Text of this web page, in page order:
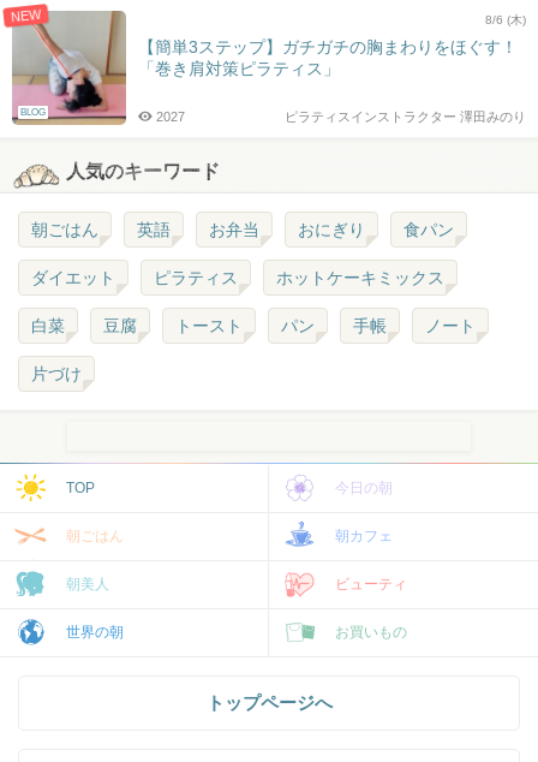
NEW
BLOG
8/6 (木)
【簡単3ステップ】ガチガチの胸まわりをほぐす！
「巻き肩対策ピラティス」
ピラティスインストラクター 澤田みのり
2027
人気のキーワード
朝ごはん 英語 お弁当 おにぎり 食パン
ダイエット ピラティス ホットケーキミックス
白菜 豆腐 トースト パン 手帳 ノート
片づけ
TOP 今日の朝
朝ごはん 朝カフェ
朝美人 ビューティ
世界の朝 お買いもの
トップページへ